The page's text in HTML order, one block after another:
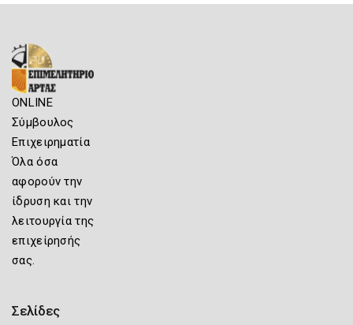
ONLINE
Σύμβουλος
Επιχειρηματία
Όλα όσα
αφορούν την
ίδρυση και την
λειτουργία της
επιχείρησής
σας.
Σελίδες